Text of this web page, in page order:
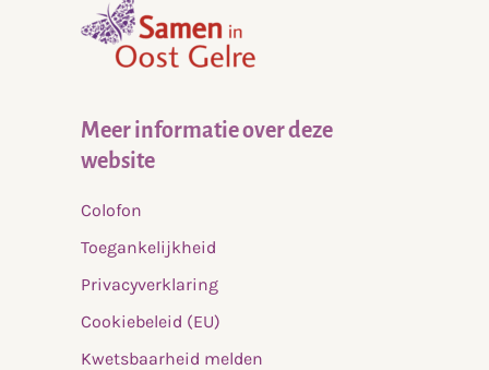
Meer informatie over deze
website
Colofon
Toegankelijkheid
Privacyverklaring
Cookiebeleid (EU)
Kwetsbaarheid melden